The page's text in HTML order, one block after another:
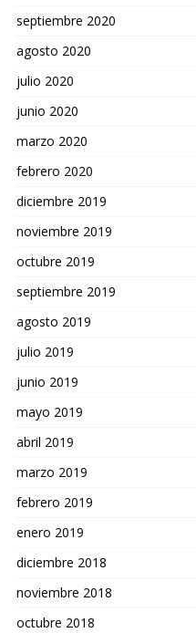
septiembre 2020
agosto 2020
julio 2020
junio 2020
marzo 2020
febrero 2020
diciembre 2019
noviembre 2019
octubre 2019
septiembre 2019
agosto 2019
julio 2019
junio 2019
mayo 2019
abril 2019
marzo 2019
febrero 2019
enero 2019
diciembre 2018
noviembre 2018
octubre 2018